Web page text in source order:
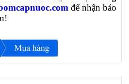
để nhận báo